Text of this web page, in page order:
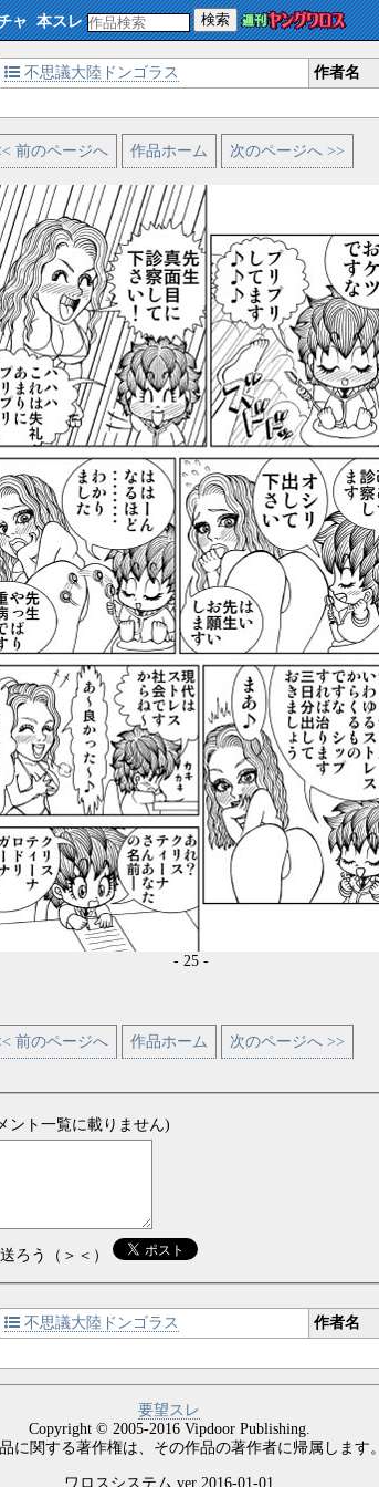
ャ 本スレ 検索
不思議大陸ドンゴラス 作者名
前のページへ 作品ホーム 次のページへ >>
- 25 -
前のページへ 作品ホーム 次のページへ >>
ント一覧に載りません)
ろう（＞＜）
不思議大陸ドンゴラス 作者名
要望スレ
Copyright © 2005-2016 Vipdoor Publishing.
に関する著作権は、その作品の著作者に帰属します。
ワロスシステム ver 2016-01-01